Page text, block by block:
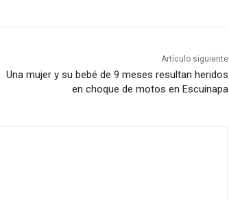
Artículo siguiente
Una mujer y su bebé de 9 meses resultan heridos
en choque de motos en Escuinapa